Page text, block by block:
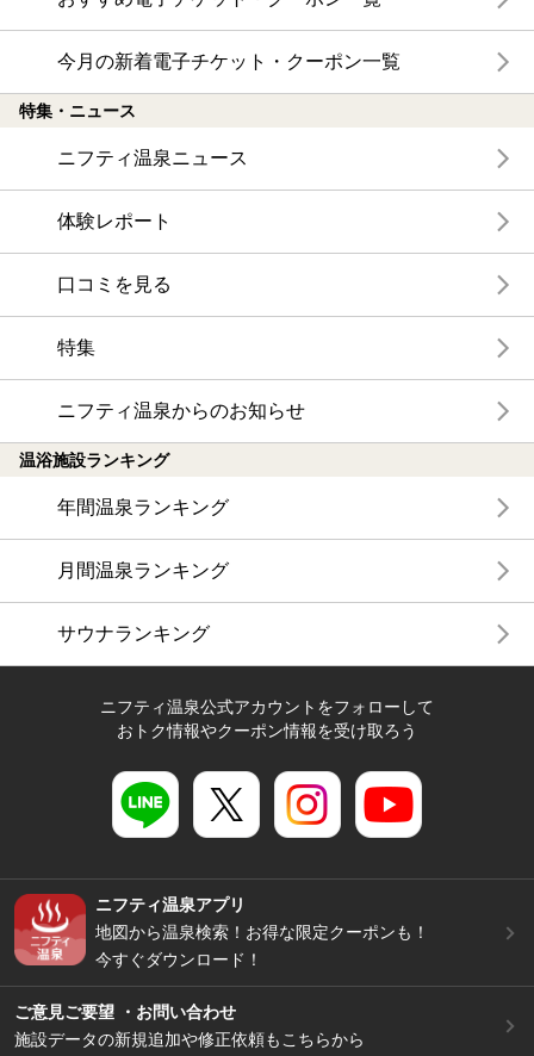
今月の新着電子チケット・クーポン一覧
特集・ニュース
ニフティ温泉ニュース
体験レポート
口コミを見る
特集
ニフティ温泉からのお知らせ
温浴施設ランキング
年間温泉ランキング
月間温泉ランキング
サウナランキング
ニフティ温泉公式アカウントをフォローして
おトク情報やクーポン情報を受け取ろう
ニフティ温泉アプリ
地図から温泉検索！お得な限定クーポンも！
今すぐダウンロード！
ご意見ご要望 ・お問い合わせ
施設データの新規追加や修正依頼もこちらから